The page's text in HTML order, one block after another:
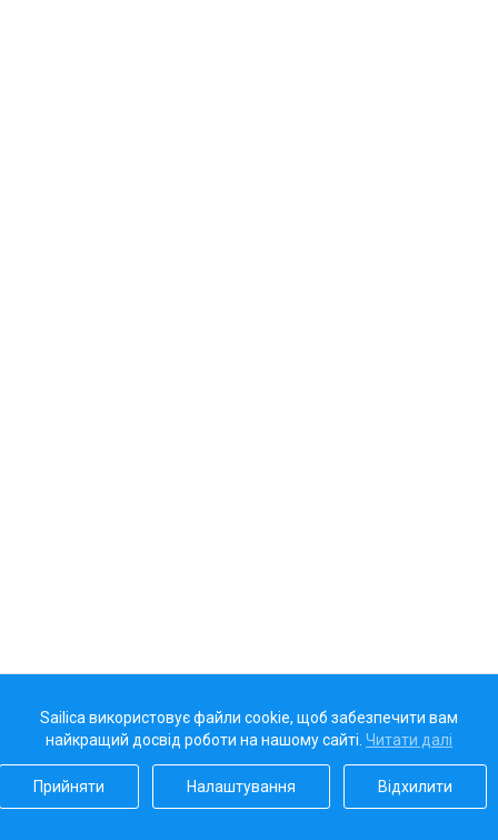
Sailica використовує файли cookie, щоб забезпечити вам
найкращий досвід роботи на нашому сайті. Читати далі
Прийняти Налаштування Відхилити